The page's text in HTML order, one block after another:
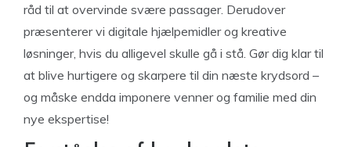
råd til at overvinde svære passager. Derudover
præsenterer vi digitale hjælpemidler og kreative
løsninger, hvis du alligevel skulle gå i stå. Gør dig klar til
at blive hurtigere og skarpere til din næste krydsord –
og måske endda imponere venner og familie med din
nye ekspertise!